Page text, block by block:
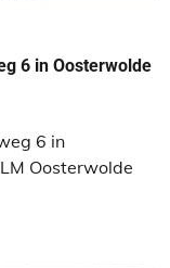
6 in Oosterwolde
6 in
Oosterwolde